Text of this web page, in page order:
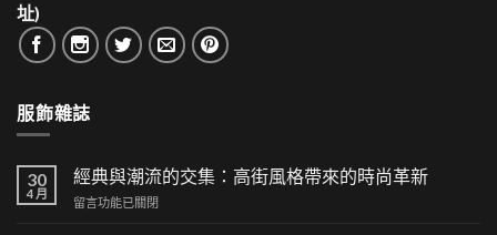
址)
服飾雜誌
30
4 月
經典與潮流的交集：高街風格帶來的時尚革新
在
留言功能已關閉